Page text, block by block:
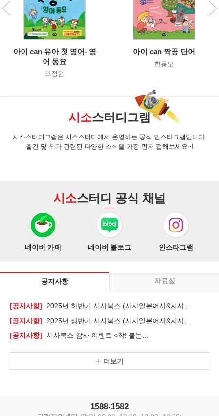
아이 can 유아 첫 영어- 영
어 동요
조정현
아이 can 짝꿍 단어
한동오
시소스터디그램
시소스터디그램은 시소스터디에서 운영하는 공식 인스타그램입니다.
출간 및 책과 관련된 다양한 소식을 가장 먼저 접해보세요~!
시소스터디 공식 채널
네이버 카페 네이버 블로그 인스타그램
공지사항 자료실
공지사항
2025년 하반기 시사북스 (시사일본어사&시사중국어사)…
공지사항
2025년 상반기 시사북스 (시사일본어사&시사중국어사)…
공지사항
시사북스 감사 이벤트 <착! 붙는…
더보기
1588-1582